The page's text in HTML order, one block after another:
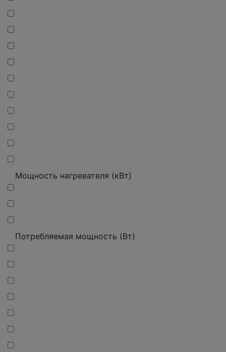
Мощность нагревателя (кВт)
Потребляемая мощность (Вт)